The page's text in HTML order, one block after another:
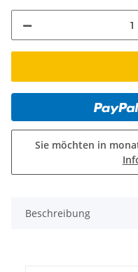
Sie möchten in
Beschreibung